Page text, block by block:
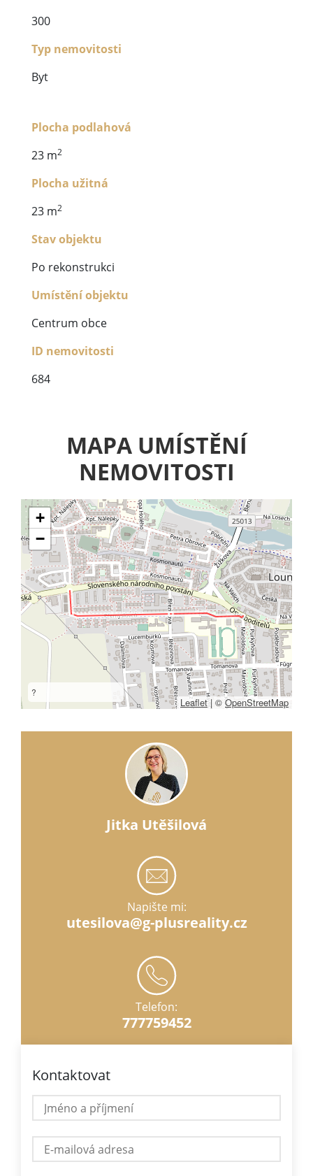
300
Typ nemovitosti
Byt
Plocha podlahová
23 m2
Plocha užitná
23 m2
Stav objektu
Po rekonstrukci
Umístění objektu
Centrum obce
ID nemovitosti
684
MAPA UMÍSTĚNÍ
NEMOVITOSTI
+
−
?
Leaflet | ©OpenStreetMap
Jitka Utěšilová
Napište mi:
utesilova@g-plusreality.cz
Telefon:
777759452
Kontaktovat